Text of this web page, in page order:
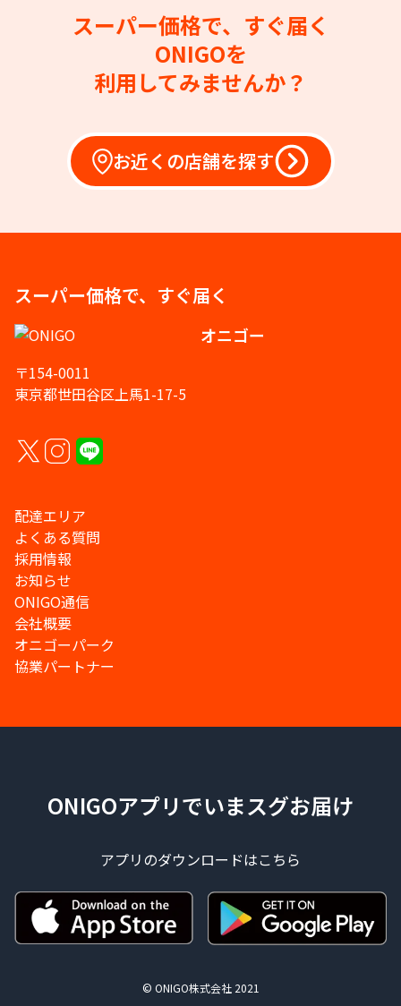
スーパー価格で、すぐ届く
ONIGOを
利用してみませんか？
お近くの店舗を探す
スーパー価格で、すぐ届く
オニゴー
〒154-0011
東京都世田谷区上馬1-17-5
配達エリア
よくある質問
採用情報
お知らせ
ONIGO通信
会社概要
オニゴーパーク
協業パートナー
ONIGOアプリでいまスグお届け
アプリのダウンロードはこちら
© ONIGO株式会社 2021